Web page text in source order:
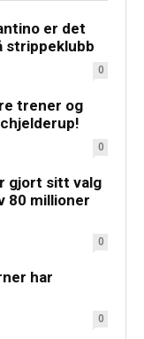
er det
strippeklubb
0
trener og
0
gjort sitt valg
80 millioner
0
har
0